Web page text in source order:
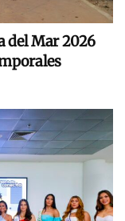
del Mar 2026